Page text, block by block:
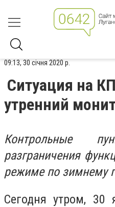
09:13, 30 січня 2020 р.
Ситуация на
утренний
Контрольные
разграничения
режиме по зимнему
Сегодня утром,